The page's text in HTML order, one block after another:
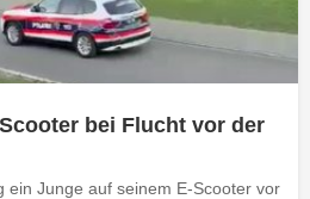
bei Flucht vor der
ein Junge auf seinem E-Scooter vor